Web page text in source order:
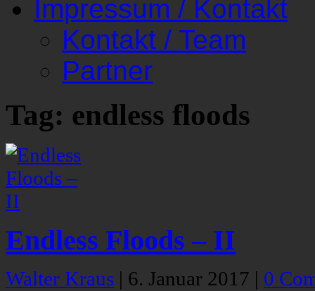
Impressum / Kontakt
Kontakt / Team
Partner
Tag: endless floods
Endless Floods – II
Walter Kraus | 6. Januar 2017 | 0